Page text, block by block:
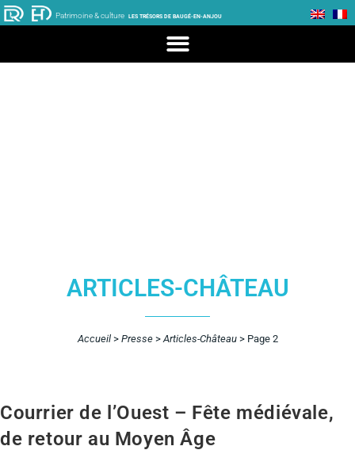
Patrimoine & culture LES TRÉSORS DE BAUGÉ-EN-ANJOU
ARTICLES-CHÂTEAU
Accueil> Presse> Articles-Château> Page 2
Courrier de l’Ouest – Fête médiévale,
de retour au Moyen Âge